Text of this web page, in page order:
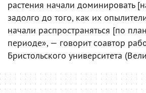
растения начали доминировать
задолго до того, как их
начали распространяться [по
периоде», — говорит соавтор
Бристольского университета